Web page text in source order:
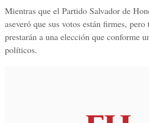
Mientras que el Partido Salvador de
aseveró que sus votos están firmes, pero
prestarán a una elección que conforme
políticos.